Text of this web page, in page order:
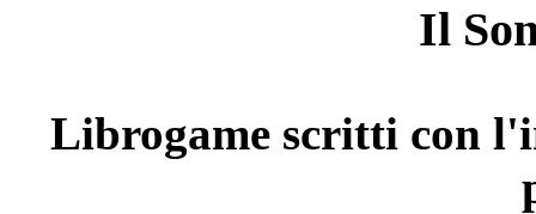
Il
Librogame scritti con